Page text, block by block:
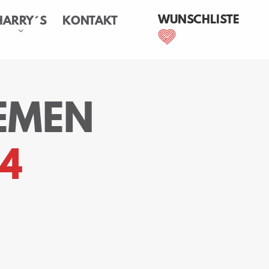
KONTAKT WUNSCHLISTE